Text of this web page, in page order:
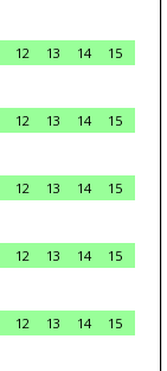
12 13 14
15
12 13 14
15
12 13 14
15
12 13 14
15
12 13 14
15